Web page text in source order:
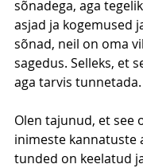
sõnadega, aga
asjad ja kogemused
sõnad, neil on oma
sagedus. Selleks, et
aga tarvis tunnetada.
Olen tajunud, et see
inimeste kannatuste
tunded on keelatud